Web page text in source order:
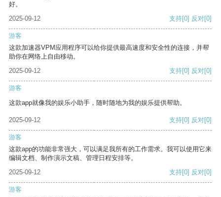
好。
2025-09-12
支持[0] 反对[0]
游客
这款加速器VPM应用程序可以给你提供最高速度和安全性的连接，并帮
助你在网络上自由移动。
2025-09-12
支持[0] 反对[0]
游客
这款app就像我的娱乐小助手，随时随地为我的娱乐提供帮助。
2025-09-12 支持[0] 反对[0]
游客
这款app的功能非常强大，可以满足我所有的工作需求。我可以使用它来
编辑文档、制作演示文稿、管理日程安排等。
2025-09-12
支持[0] 反对[0]
游客